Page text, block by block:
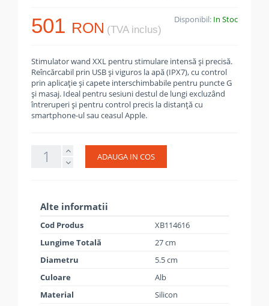
501 RON (TVA inclus)
Disponibil: In Stoc
Stimulator wand XXL pentru stimulare intensă și precisă.
Reîncărcabil prin USB și viguros la apă (IPX7), cu control
prin aplicație și capete interschimbabile pentru puncte G
și masaj. Ideal pentru sesiuni destul de lungi excluzând
întreruperi și pentru control precis la distanță cu
smartphone-ul sau ceasul Apple.
ADAUGA IN COS
Alte informatii
Cod Produs
XB114616
Lungime Totală
27 cm
Diametru
5.5 cm
Culoare
Alb
Material
Silicon